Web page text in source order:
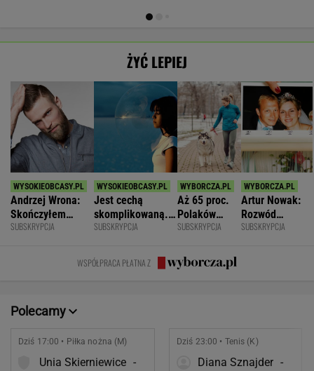
ŻYĆ LEPIEJ
Andrzej Wrona:
Skończyłem
karierę, bo
SUBSKRYPCJA
Jest cechą
skomplikowaną.
Sprawia, że silniej
SUBSKRYPCJA
Aż 65 proc.
Polaków
odczuwa
Nie ćwiczy w
ogóle
SUBSKRYPCJA
Artur Nowak:
Rozwód
odsłania dużo
SUBSKRYPCJA
WSPÓŁPRACA PŁATNA Z
Polecamy
Dziś 17:00 • Piłka nożna (M)
Unia Skierniewice -
Dziś 23:00 • Tenis (K)
Diana Sznajder -